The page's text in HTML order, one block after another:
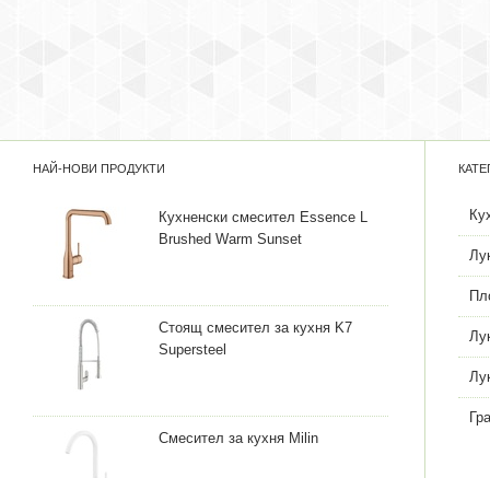
НАЙ-НОВИ ПРОДУКТИ
Кухненски смесител Essence L
Brushed Warm Sunset
Стоящ смесител за кухня K7
Supersteel
Смесител за кухня Milin